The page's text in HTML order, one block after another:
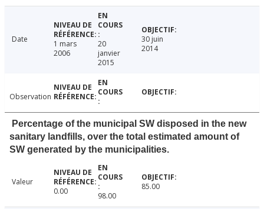
Date
1 mars
2006
20
janvier
2015
30 juin
2014
Observation
Percentage of the municipal SW disposed in the new
sanitary landfills, over the total estimated amount of
SW generated by the municipalities.
Valeur
0.00
98.00
85.00